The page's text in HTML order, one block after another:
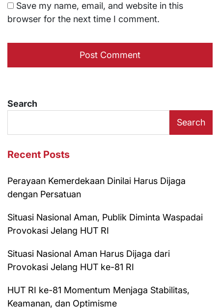
Save my name, email, and website in this
browser for the next time I comment.
Search
Search
Recent Posts
Perayaan Kemerdekaan Dinilai Harus Dijaga
dengan Persatuan
Situasi Nasional Aman, Publik Diminta Waspadai
Provokasi Jelang HUT RI
Situasi Nasional Aman Harus Dijaga dari
Provokasi Jelang HUT ke-81 RI
HUT RI ke-81 Momentum Menjaga Stabilitas,
Keamanan, dan Optimisme